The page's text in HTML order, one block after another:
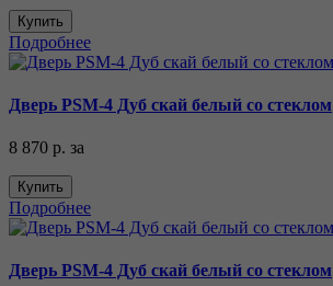
Купить
Подробнее
Дверь PSM-4 Дуб скай белый со стеклом
8 870 р. за
Купить
Подробнее
Дверь PSM-4 Дуб скай белый со стеклом